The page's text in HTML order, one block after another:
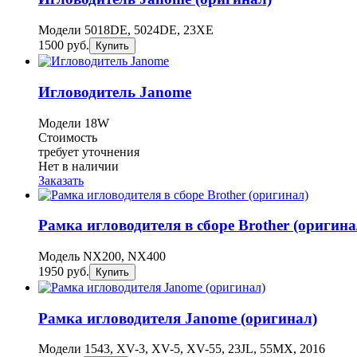
Модели 5018DE, 5024DE, 23XE
1500 руб.
Купить
Игловодитель Janome
Модели 18W
Стоимость
требует уточнения
Нет в наличии
Заказать
Рамка игловодителя в сборе Brother
Модель NX200, NX400
1950 руб.
Купить
Рамка игловодителя Janome (оригинал)
Модели 1543, XV-3, XV-5, XV-55, 23JL, 55MX, 2016